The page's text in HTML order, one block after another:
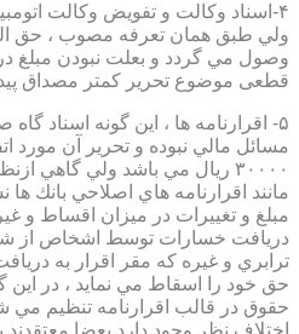
۴-اسناد وكالت و تفويض وكالت
ولي طبق همان تعرفه مصوب ، حق
وصول مي گردد و بعلت نبودن مبلغ
قطعی موضوع تحریر کمتر مصداق
۵- اقرارنامه ها ، اين گونه اسناد
مسائل مالي نبوده و تحرير آن مورد
۳۰۰۰۰ ريال مي باشد ولي
مانند اقرارنامه هاي اصلاحي بانك
مبلغ و تغييرات در ميزان اقساط و
دريافت خسارات توسط اشخاص از
ترابري و غيره كه مقر اقرار به
حق خود را اسقاط مي نمايد ، در اين
حقوق در قالب اقرارنامه تنظيم مي